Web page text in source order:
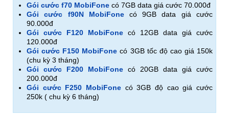
Gói cước f70 MobiFone có 7GB data giá cước 70.000đ
Gói cước f90N MobiFonecó 9GB data giá cước
90.000đ
Gói cước F120 MobiFone có 12GB data giá cước
120.000đ
Gói cước F150 MobiFone có 3GB tốc độ cao giá 150k
(chu kỳ 3 tháng)
Gói cước F200 MobiFone có 20GB data giá cước
200.000đ
Gói cước F250 MobiFone có 3GB độ cao giá cước
250k ( chu kỳ 6 tháng)